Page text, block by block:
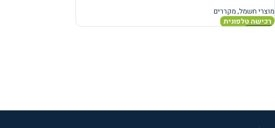
מוצרי חשמל,מקררים
רכישה טלפונית